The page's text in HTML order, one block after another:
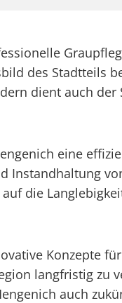
des Stadtteils
dient auch
eine
Instandhaltung
die
Konzepte
langfristig zu
auch